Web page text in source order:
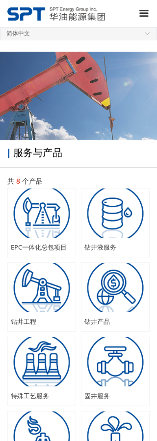
끀
网站首页
关于集团
研发制造
新闻动态
QHSE
加入我们
联系我们
ꀅ
简体中文
共 8 个产品
EPC一体化总包项目 钻井液服务
钻井工程 钻井产品
特殊工艺服务 固井服务
服务与产品